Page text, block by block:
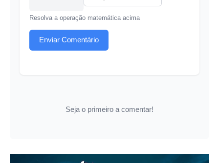
Resolva a operação matemática acima
Enviar Comentário
Seja o primeiro a comentar!